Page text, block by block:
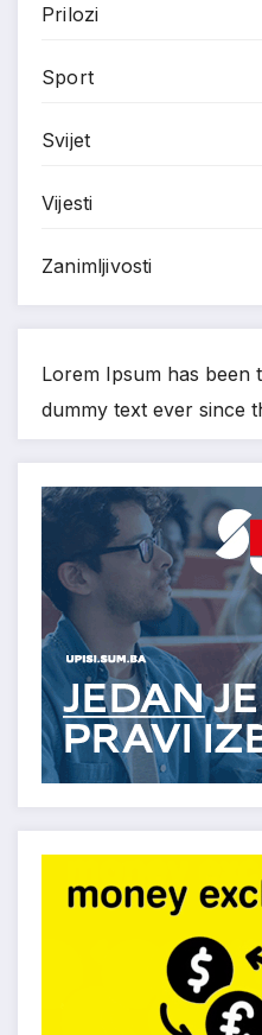
Prilozi
Sport
Svijet
Vijesti
Zanimljivosti
Lorem Ipsum has been
dummy text ever since